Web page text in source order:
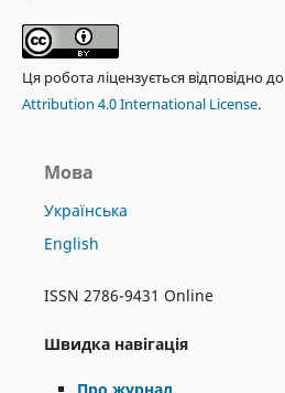
Ця робота ліцензується відповідно до
Attribution 4.0 International License.
Мова
Українська
English
ISSN 2786-9431 Online
Швидка навігація
Про журнал